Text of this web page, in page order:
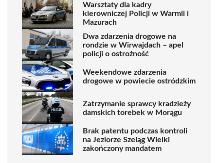
Warsztaty dla kadry
kierowniczej Policji w Warmii i
Mazurach
Dwa zdarzenia drogowe na
rondzie w Wirwajdach – apel
policji o ostrożność
Weekendowe zdarzenia
drogowe w powiecie ostródzkim
Zatrzymanie sprawcy kradzieży
damskich torebek w Morągu
Brak patentu podczas kontroli
na Jeziorze Szeląg Wielki
zakończony mandatem